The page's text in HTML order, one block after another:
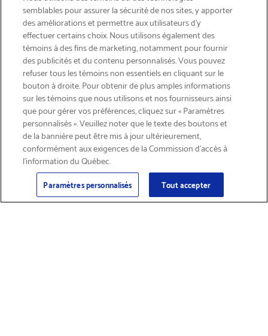
INSCRIVEZ-VOUS & ÉCONOMISEZ 15%
Courriel
Inscription
semblables pour assurer la sécurité de nos sites, y apporter
des améliorations et permettre aux utilisateurs d’y
effectuer certains choix. Nous utilisons également des
témoins à des fins de marketing, notamment pour fournir
des publicités et du contenu personnalisés. Vous pouvez
refuser tous les témoins non essentiels en cliquant sur le
bouton à droite. Pour obtenir de plus amples informations
sur les témoins que nous utilisons et nos fournisseurs ainsi
que pour gérer vos préférences, cliquez sur « Paramètres
personnalisés ». Veuillez noter que le texte des boutons et
de la bannière peut être mis à jour ultérieurement,
conformément aux exigences de la Commission d’accès à
l’information du Québec.
Paramètres personnalisés Tout accepter